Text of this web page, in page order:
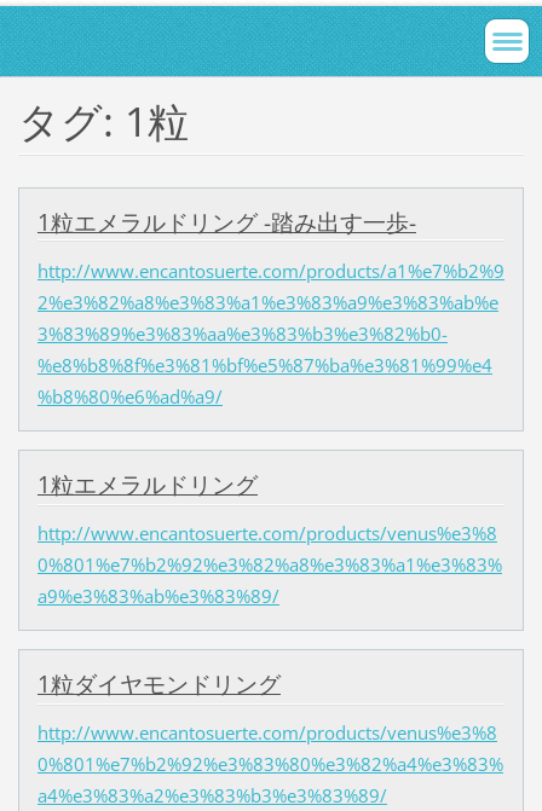
タグ: 1粒
1粒エメラルドリング -踏み出す一歩-
http://www.encantosuerte.com/products/a1%e7%b2%9
2%e3%82%a8%e3%83%a1%e3%83%a9%e3%83%ab%e
3%83%89%e3%83%aa%e3%83%b3%e3%82%b0-
%e8%b8%8f%e3%81%bf%e5%87%ba%e3%81%99%e4
%b8%80%e6%ad%a9/
1粒エメラルドリング
http://www.encantosuerte.com/products/venus%e3%8
0%801%e7%b2%92%e3%82%a8%e3%83%a1%e3%83%
a9%e3%83%ab%e3%83%89/
1粒ダイヤモンドリング
http://www.encantosuerte.com/products/venus%e3%8
0%801%e7%b2%92%e3%83%80%e3%82%a4%e3%83%
a4%e3%83%a2%e3%83%b3%e3%83%89/